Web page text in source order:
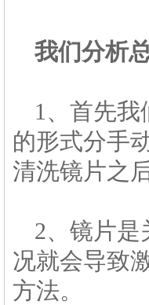
我们分析
1、首先
的形式分手
清洗镜片之
2、镜片
况就会导致
方法。